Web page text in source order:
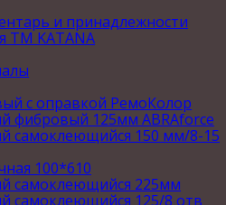
и принадлежности
ТМ KATANA
с оправкой РемоКолор
фибровый 125мм ABRAforce
самоклеющийся 150 мм/8-15
100*610
самоклеющийся 225мм
самоклеющийся 125/8 отв